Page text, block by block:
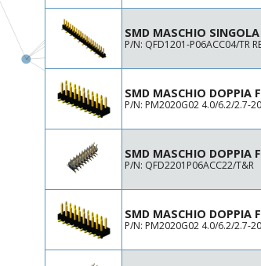
19
20
21
22
23
26
27
28
30
32
SMD MASCHIO
P/N: QFD1201-P06ACC04/TR
SMD MASCHIO DOPPIA
P/N: PM2020G02 4.0/6.2/2.7-
SMD MASCHIO DOPPIA
P/N: QFD2201P06ACC22/T&R
SMD MASCHIO DOPPIA
P/N: PM2020G02 4.0/6.2/2.7-